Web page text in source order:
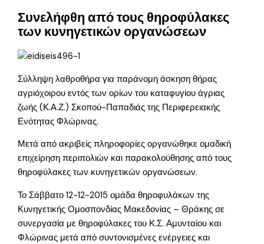
Συνελήφθη από τους θηροφύλακες
των κυνηγετικών οργανώσεων
Σύλληψη λαθροθήρα για παράνομη άσκηση θήρας
αγριόχοιρου εντός των ορίων του καταφυγίου άγριας
ζωής (Κ.Α.Ζ.) Σκοπού-Παπαδιάς της Περιφερειακής
Ενότητας Φλώρινας.
Μετά από ακριβείς πληροφορίες οργανώθηκε ομαδική
επιχείρηση περιπολιών και παρακολούθησης από τους
θηροφύλακες των κυνηγετικών οργανώσεων.
Το Σάββατο 12-12-2015 ομάδα θηροφυλάκων της
Κυνηγετικής Ομοσπονδίας Μακεδονίας – Θράκης σε
συνεργασία με θηροφύλακες του Κ.Σ. Αμυνταίου και
Φλώρινας μετά από συντονισμένες ενέργειες και